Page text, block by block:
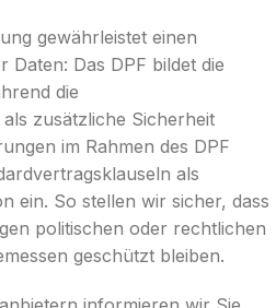
gewährleistet einen
Das DPF bildet die
die
zusätzliche Sicherheit
im Rahmen des DPF
als
ein. So stellen wir sicher, dass
politischen oder rechtlichen
geschützt bleiben.